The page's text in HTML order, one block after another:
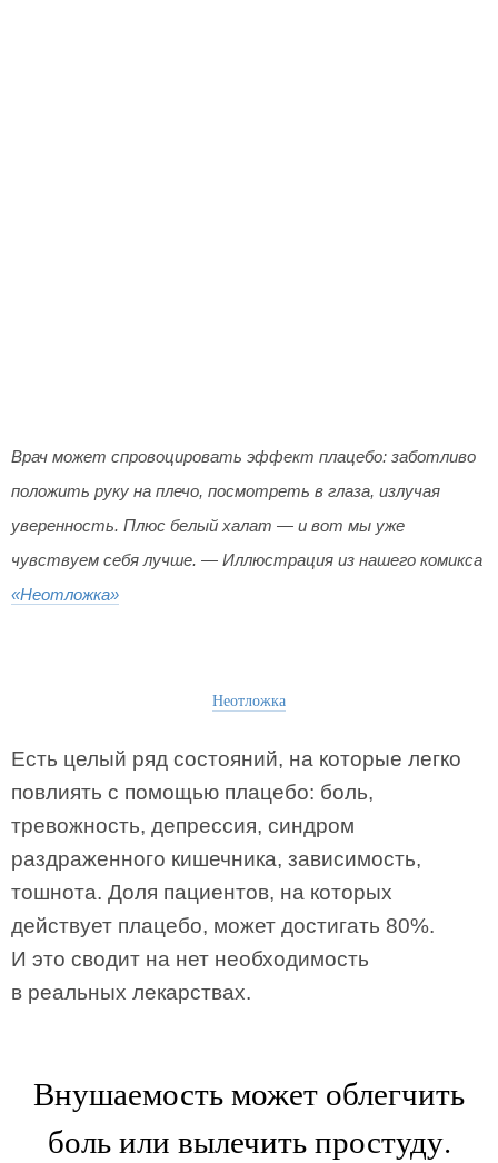
Врач может спровоцировать эффект плацебо: заботливо
положить руку на плечо, посмотреть в глаза, излучая
уверенность. Плюс белый халат — и вот мы уже
чувствуем себя лучше. — Иллюстрация из нашего комикса
«Неотложка»
Неотложка
Есть целый ряд состояний, на которые легко
повлиять с помощью плацебо: боль,
тревожность, депрессия, синдром
раздраженного кишечника, зависимость,
тошнота. Доля пациентов, на которых
действует плацебо, может достигать 80%.
И это сводит на нет необходимость
в реальных лекарствах.
Внушаемость может облегчить
боль или вылечить простуду.